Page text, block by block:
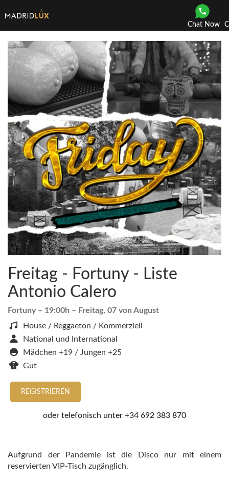
Chat Now
Freitag - Fortuny - Liste
Antonio Calero
Fortuny – 19:00h – Freitag, 07 von August
House / Reggaeton / Kommerziell
National und International
Mädchen +19 / Jungen +25
Gut
REGISTRIEREN
oder telefonisch unter +34 692 383 870
Aufgrund der Pandemie ist die Disco nur mit einem
reservierten VIP-Tisch zugänglich.